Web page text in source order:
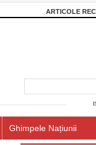
ARTICOLE
Ghimpele Națiunii